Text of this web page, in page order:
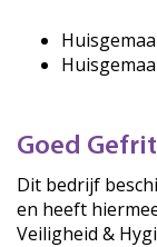
Goed
Dit bedrijf
en heeft
Veiligheid &